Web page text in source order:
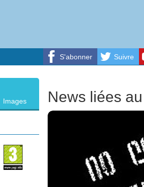
S'abonner Suivre
Images News liées